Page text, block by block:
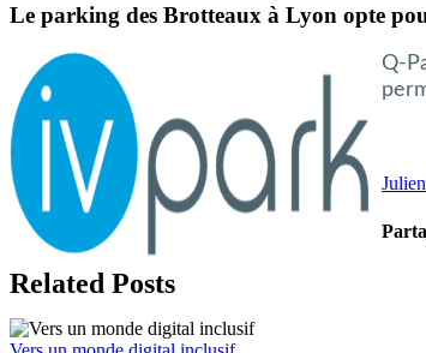
Le parking des Brotteaux à Lyon opte
Q-
Facebook
X
LinkedIn
Tumblr
Email
Related Posts